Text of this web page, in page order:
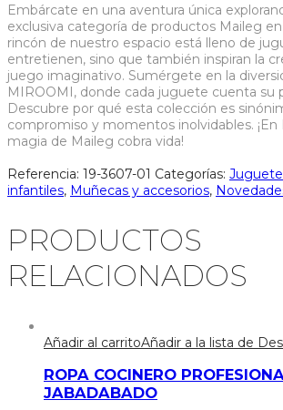
Embárcate en una aventura única
exclusiva categoría de productos Maileg
rincón de nuestro espacio está lleno de
entretienen, sino que también inspiran la
juego imaginativo. Sumérgete en la
MIROOMI, donde cada juguete cuenta su
Descubre por qué esta colección es
compromiso y momentos inolvidables. ¡En
magia de Maileg cobra vida!
Referencia: 19-3607-01 Categorías:
infantiles, Muñecas y accesorios,
PRODUCTOS
RELACIONADOS
Añadir al carritoAñadir a la lista de
ROPA COCINERO
JABADABADO